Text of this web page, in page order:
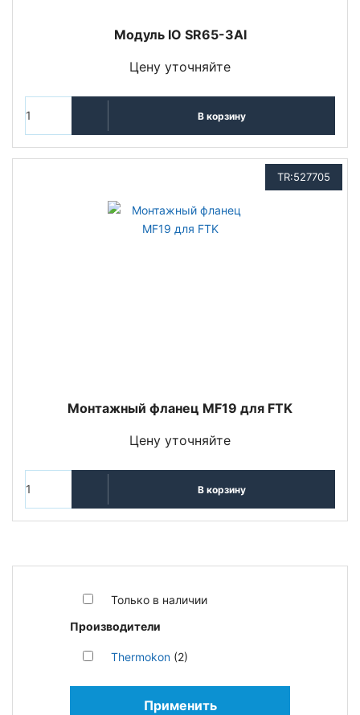
Только в наличии
Производители
Thermokon (2)
Применить
Модуль IO SR65-3AI
Цену уточняйте
В корзину
TR:527705
Монтажный фланец MF19 для FTK
Цену уточняйте
В корзину